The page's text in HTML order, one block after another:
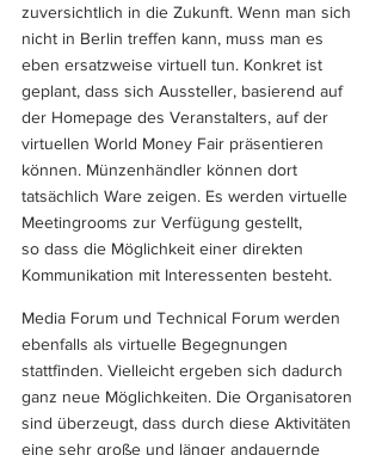
zuversichtlich in die Zukunft. Wenn man sich
nicht in Berlin treffen kann, muss man es
eben ersatzweise virtuell tun. Konkret ist
geplant, dass sich Aussteller, basierend auf
der Homepage des Veranstalters, auf der
virtuellen World Money Fair präsentieren
können. Münzenhändler können dort
tatsächlich Ware zeigen. Es werden virtuelle
Meetingrooms zur Verfügung gestellt,
so dass die Möglichkeit einer direkten
Kommunikation mit Interessenten besteht.
Media Forum und Technical Forum werden
ebenfalls als virtuelle Begegnungen
stattfinden. Vielleicht ergeben sich dadurch
ganz neue Möglichkeiten. Die Organisatoren
sind überzeugt, dass durch diese Aktivitäten
eine sehr große und länger andauernde